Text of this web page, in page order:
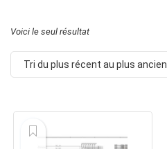
Voici le seul résultat
Tri du plus récent au plus ancien